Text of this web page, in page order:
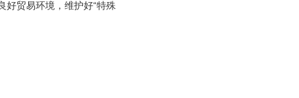
好贸易环境，维护好“特殊